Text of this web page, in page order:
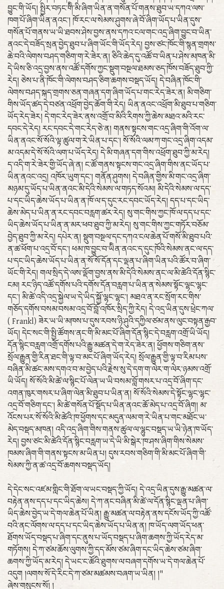
བྱུང་གི་ཡོད། སྤྱིར་བཏང་གིི་མི་ཞིག་ཡིན་ན་གསོན་པོ་གནས་ཐུབ་ཡ་དཀའ་ལས་
ཁག་པོ་ཞིག་ཡིན་ནའང་། ཁོ་རང་ལ་སེམས་ཤུགས་ཞེ་བོ་ཞིག་ཡོད་པ་ཡིན་དུས་
གསོན་པོ་གནས་ཡ་ཡི་ཐབས་ཤེས་བྱས་ནས་དཀའ་ངལ་གང་འདྲ་ཞིག་བྱུང་བ་ཡིན་
ནའང་དེ་བཟོད་སྲན་བྱེད་ཐུབ་པ་ཞིག་ཡོང་གི་ཡོད་རེད། བྱས་ཙང་ཁོང་གི་སྙན་གྲགས་
ཆེ་བའི་ལེགས་བཤད་གཅིག་ག་རེ་ཟེར་ན། ཅིའི་ཆེད་དུ་འཚོ་བ་ཡིན་པ་ཤེས་མཁན་མི་
དེ་ཡིས་ཅི་འདྲ་བྱས་ནས་འཚོ་དགོས་ཀྱང་སྡུག་བསྔལ་ཐམས་ཅད་ཁོས་བཟོད་ཐུབ་ཀྱི་
རེད། ཅེས་པ་ནི་ཁོང་གི་ལེགས་བཤད་ཅིག་ཆགས་བསྡད་ཡོད། དེ་བཞིན་ཁོང་གི་
ལེགས་བཤད་སྐད་གྲགས་ཅན་གཞན་དག་ཞིག་ཡོད་པ་གང་རེད་ཟེར་ན། མི་གཅིག་
གིས་ཡོད་ཚད་དེ་བཙན་འཕྲོག་བྱེད་ཆོག་གི་རེད། ཡིན་ནའང་འཕྲོག་མི་ཐུབ་པ་གཅིག་
ཡོད་རེད་ཟེར། དེ་གང་རེད་ཟེར་ནས་འགྲོ་བ་མིའི་རིགས་ཀྱི་ཆེས་མཐའ་མའི་རང་
དབང་དེ་རེད། རང་དབང་དེ་གང་རེད་ཅེ་ན། གནས་སྟངས་གང་འདྲ་ཞིག་གི་འོག་ལ་
ཡིན་ནའང་སོ་སོའི་ལྟ་ཚུལ་ག་རེ་ཡིན་པ་དང་། སོ་སོའི་ལམ་ཀ་གང་འདྲ་ཞིག་འདམ་
མ་འདམ་དེ་སོ་སོའི་ལག་པ་ཡོད་རེད། དེ་མི་གཞན་དག་གིས་འཕྲོག་ཐུབ་ཀྱི་མ་རེད།
ད་འདི་ག་རེ་ཟེར་གྱི་ཡོད་ཞེ་ན། ང་ཚོ་གནས་སྟངས་གང་འདྲ་ཞིག་གིས་ནང་ཡོད་པ་
ཡིན་ནའང་འདྲ། འཁོར་ཡུག་དང་། གནོན་ཤུགས། དེ་བཞིན་གྱིས་མི་གང་འདྲ་ཞིག་
མཉམ་དུ་ཡོད་པ་ཡིན་ནའང་མི་དེའི་སེམས་ལ་གཏད་སོའམ། མི་དེའི་སེམས་ལ་དད་
པ་དང་ཡིད་ཆེས་ཡོད་པ་ཡིན་ན་ཁོ་ལ་ད་དུང་རང་དབང་ཡོད་རེད། དད་པ་དང་ཡིད་
ཆེས་མེད་པ་ཡིན་ན་རང་དབང་བརླག་ཚར་རེད། སུ་གང་གིས་ཀྱང་ཁོ་ལ་དད་པ་དང་
ཡིད་ཆེས་ཡོད་པ་ཡིན་ན་མར་ཕབ་ཐུབ་ཀྱི་མ་རེད། སུ་གང་གིས་ཀྱང་གཏོར་བཅོམ་
བྱེད་ཐུབ་ཀྱི་མ་རེད། དཔེར་ན། སྡུག་བསྔལ་དང་དཀའ་ངལ་ཆེན་པོ་གསོ་མི་ཐུབ་པའི་
ན་ཚ་ཕོག་པ་འདྲ་བོ་དང་། ཕམ་ཁ་བྱུང་བ་ཡིིན་ནའང་ད་དུང་ཁོའི་སེམས་ནང་ལ་དད་
པ་དང་ཡིད་ཆེས་ཡོད་པ་ཡིན་ན་སོ་སོ་དོན་དང་ལྡན་པ་ཞིག་ཡིན་པའི་ཚོར་བ་ཞིག་
ཡོང་གི་རེད། གལ་སྲིད་དེ་ལས་ལྡོག་བྱས་ནས་མི་དེའི་སེམས་ནང་ལ་མི་ཚེའི་དོན་སྙིང་
ངམ། རང་ཉིད་འཚོ་དགོས་པའི་དགོས་དོན་བརླག་པ་ཡིན་ན་སེམས་སྟོང་ལྷང་ལྷང་
དང་། མི་ཚེ་འདི་འདྲ་སྐྱེལ་ཡ་དེ་ཡིད་སྐྱོ་ལྷང་ལྷང་། མཐའ་ན་རང་སྲོག་རང་གིས་
གཅོད་དགོས་བསམ་བསམ་འདྲ་བོ་བློ་འཁོར་སྲིད་ཀྱི་རེད། དེ་འདྲ་ཡིན་དུས་ཕྲེང་ཀལ་
( Frankl) ཟེར་ཡ་ཡི་མཁས་པ་དུས་རབས་ཉི་ཤུའི་དཀྱིལ་ཙམ་ནས་ལུང་བསྟན་རྒྱབ་
ཡོད། དེང་སང་གི་སྤྱི་ཚོགས་ནང་གི་མི་མང་པོ་ཞིག་དོན་སྙིང་དེ་བརླག་འགྲོ་ཡི་ཡོད།
དོན་སྙིང་བརླག་འགྲོ་དགོས་པའི་རྒྱུ་མཚན་དེ་ག་རེད་ཟེར་ན། ཕྱོགས་གཅིག་ནས་
སྲོལ་རྒྱུན་གྱི་རིན་ཐང་གི་ལྟ་བ་མང་པོ་ཞིག་ཡོད་རེད། སྲོལ་རྒྱུན་གྱི་ལྟ་བ་རིམ་པས་
བཞིན་མི་ཚང་མས་དགའ་བ་མ་བྱེད་པའི་རྗེས་སུ་དེ་དག་ག་ལེར་ག་ལེར་ཉམས་འགྲོ་
ཡི་ཡོད། སོ་སོའི་མི་ཚེ་ལ་སྙིང་པོ་ལེན་ཡ་ཡི་བསམ་བློ་གསར་པ་འདྲ་བོ་ཞིག་དང་
འགན་ཁུར་གསར་པ་ཞིག་ལེན་མི་ཐུབ་པ་ཡིན་ན། སོ་སོའི་སེམས་དེ་སྟོང་ལྷང་ལྷང་
འདྲ་བོ་གཅིག་དང་། མི་ཚེ་གསོན་པོ་སྡོད་པ་ཡིན་ནའང་ཆོ་མེད་པ་འདྲ་བོ་ཞིག། མ་
འོངས་པར་སོ་སོའི་མི་ཚེའི་ཁ་ཕྱོགས་དང་མདུན་ལམ་ག་རེ་ཡིན་པ་གང་མཐོང་ཡ་
མེད་བསྡད་མཁན། འདི་འདྲ་ཞིག་གིས་གནས་ཚུལ་ལ་ལྷུང་བསྡད་ཡ་ཡི་ཉེན་ཁ་ཡོད་
རེད། བྱས་ཙང་མི་ཚེའི་དོན་སྙིང་བརླག་ཡ་དེ་ཡི་མི་སྒེར་ཁ་ཤས་ཞིག་གིས་སེམས་
ཁམས་ཞིག་གི་གནས་སྟངས་མ་ཡིན་པ། དུས་རབས་གཅིག་གི་མི་མང་པོ་ཞིག་གི་
སེམས་ཀྱི་ན་ཚ་འདྲ་བོ་ཆགས་བསྡད་ཡོད།
དེ་དེང་སང་འཛམ་གླིང་གི་ཐོག་ལ་ཡང་བསྡད་ཀྱི་ཡོད། དེ་འདྲ་ཡིན་དུས་རྒྱུ་མཚན་ལ་
བརྟེན་ནས་དད་པ་དང་ཡིད་ཆེས། དེ་ཀ་ནང་བཞིན་མི་ཚེ་ལ་དོན་སྙིང་ལྡན་པ་ཞིག་
ཡིད་ཆེས་བྱེད་ཡ་དེ་གལ་ཆེན་པོ་ཡིན། རྒྱུ་མཚན་ལ་བརྟེན་ནས་དངོས་ཡོད་ཀྱི་འཚོ་
བའི་ནང་ལོགས་ལ་དད་པ་དང་ཡིད་ཆེས་ཡོད་པ་ཡིན་ན། ཁ་ཡོད་ལག་ཡོད་ཕན་
ཐོགས་ཡོད་བསྡད་པ་ཞིག་དང་ནུས་པ་ཡོད་བསྡད་པ་ཞིག་ཆགས་ཀྱི་ཡོད་རེད་མ་
གཏོགས། དེ་ཀ་ཙམ་ཆོས་ལུགས་ཀྱི་དད་མོས་ཙམ་ཞིག་དང་ཡིད་ཆེས་ཙམ་ཞིག་
ཆགས་ཀྱི་ཡོད་མ་རེད། དེ་ཡང་ང་ཚོའི་ཐུགས་ལ་བཞག་དགོས་ཡ་དེ་གལ་ཆེན་པོ་
འདུག །ལགས་སོ་དེ་རིང་དེ་ཀ་ཙམ་མཚམས་བཞག་ཡ་ཡིན། །"
ཞེས་གསུངས་སོ། །